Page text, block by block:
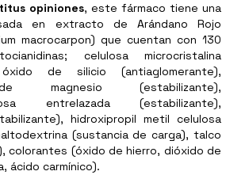
opiniones, este fármaco tiene una
en extracto de Arándano Rojo
macrocarpon) que cuentan con 130
celulosa microcristalina
de silicio (antiaglomerante),
magnesio (estabilizante),
entrelazada (estabilizante),
hidroxipropil metil celulosa
(sustancia de carga), talco
colorantes (óxido de hierro, dióxido de
ácido carmínico).